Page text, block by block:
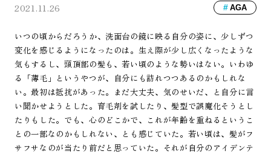
2021.11.26 AGA
いつの頃からだろうか、洗面台の鏡に映る自分の姿に、少しずつ
変化を感じるようになったのは。生え際が少し広くなったような
気もするし、頭頂部の髪も、若い頃のような勢いはない。いわゆ
る「薄毛」というやつが、自分にも訪れつつあるのかもしれな
い。最初は抵抗があった。まだ大丈夫、気のせいだ、と自分に言
い聞かせようとした。育毛剤を試したり、髪型で誤魔化そうとし
たりもした。でも、心のどこかで、これが年齢を重ねるというこ
との一部なのかもしれない、とも感じていた。若い頃は、髪がフ
サフサなのが当たり前だと思っていた。それが自分のアイデンテ